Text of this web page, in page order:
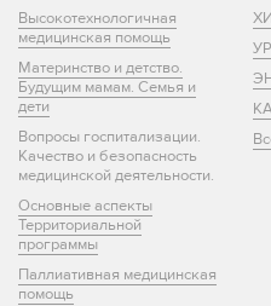
Высокотехнологичная
медицинская помощь
Материнство и детство.
Будущим мамам. Семья и
дети
Вопросы госпитализации.
Качество и безопасность
медицинской деятельности.
Основные аспекты
Территориальной
программы
Паллиативная медицинская
помощь